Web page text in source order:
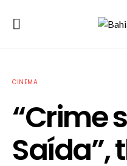
CINEMA
“Crime
Saída”,